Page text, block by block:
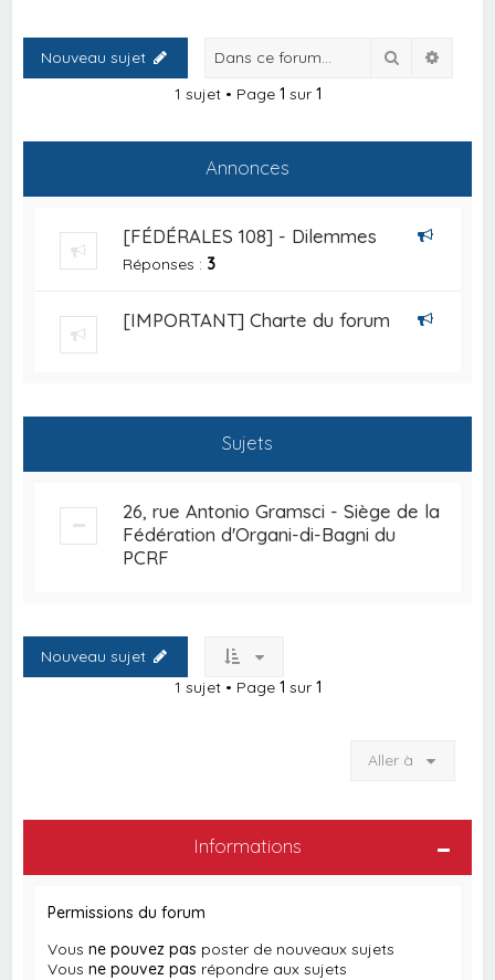
Nouveau sujet Rechercher
1 sujet • Page 1 sur 1
Annonces
[FÉDÉRALES 108] - Dilemmes
Réponses : 3
[IMPORTANT] Charte du forum
Sujets
26, rue Antonio Gramsci - Siège de la
Fédération d'Organi-di-Bagni du
PCRF
Nouveau sujet
1 sujet • Page 1 sur 1
Aller à
Informations
Permissions du forum
Vousne pouvez pas poster de nouveaux sujets
Vousne pouvez pas répondre aux sujets